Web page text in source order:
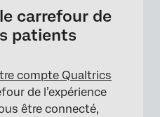
carrefour de
patients
compte Qualtrics
de l’expérience
être connecté,